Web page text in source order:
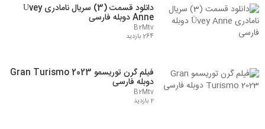
دانلود قسمت (3) سریال نامادری Üvey
Anne دوبله فارسی
B2Mtv
264 بازدید
فیلم گرن توریسمو Gran Turismo 2023
دوبله فارسی
B2Mtv
2 بازدید